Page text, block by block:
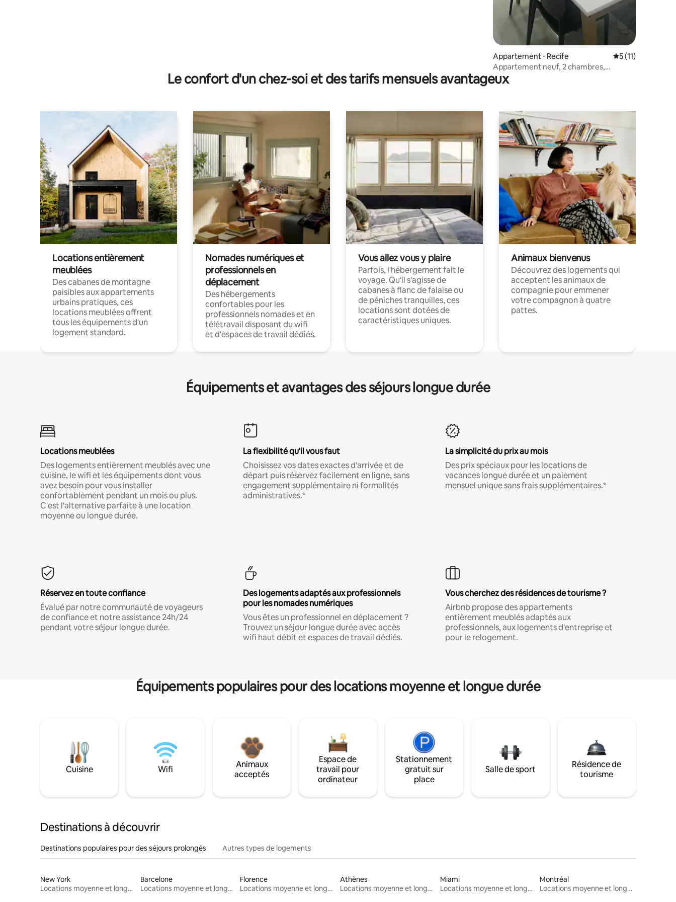
Appartement ⋅ Recife Évaluation
5 (11)
Appartement neuf, 2 chambres,
complet, près de la BR 101.
Le confort d'un chez-soi et des tarifs mensuels avantageux
Locations entièrement
meublées
Des cabanes de montagne
paisibles aux appartements
urbains pratiques, ces
locations meublées offrent
tous les équipements d'un
logement standard.
Nomades numériques et
professionnels en
déplacement
Des hébergements
confortables pour les
professionnels nomades et en
télétravail disposant du wifi
et d'espaces de travail dédiés.
Vous allez vous y plaire
Parfois, l'hébergement fait le
voyage. Qu'il s'agisse de
cabanes à flanc de falaise ou
de péniches tranquilles, ces
locations sont dotées de
caractéristiques uniques.
Animaux bienvenus
Découvrez des logements qui
acceptent les animaux de
compagnie pour emmener
votre compagnon à quatre
pattes.
Équipements et avantages des séjours longue durée
Locations meublées
Des logements entièrement meublés avec une
cuisine, le wifi et les équipements dont vous
avez besoin pour vous installer
confortablement pendant un mois ou plus.
C'est l'alternative parfaite à une location
moyenne ou longue durée.
La flexibilité qu'il vous faut
Choisissez vos dates exactes d'arrivée et de
départ puis réservez facilement en ligne, sans
engagement supplémentaire ni formalités
administratives.*
La simplicité du prix au mois
Des prix spéciaux pour les locations de
vacances longue durée et un paiement
mensuel unique sans frais supplémentaires.*
Réservez en toute confiance
Évalué par notre communauté de voyageurs
de confiance et notre assistance 24h/24
pendant votre séjour longue durée.
Des logements adaptés aux professionnels
pour les nomades numériques
Vous êtes un professionnel en déplacement ?
Trouvez un séjour longue durée avec accès
wifi haut débit et espaces de travail dédiés.
Vous cherchez des résidences de tourisme ?
Airbnb propose des appartements
entièrement meublés adaptés aux
professionnels, aux logements d'entreprise et
pour le relogement.
Équipements populaires pour des locations moyenne et longue durée
Cuisine Wifi
Animaux
acceptés
Espace de
travail pour
ordinateur
Stationnement
gratuit sur
place
Salle de sport
Résidence de
tourisme
Destinations à découvrir
Destinations populaires pour des séjours prolongés Autres types de logements
New York
Locations moyenne et longue durée
Barcelone
Locations moyenne et longue durée
Florence
Locations moyenne et longue durée
Athènes
Locations moyenne et longue durée
Miami
Locations moyenne et longue durée
Montréal
Locations moyenne et longue durée